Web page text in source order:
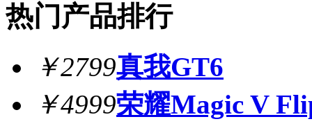
热门产品排行
￥2799真我GT6
￥4999荣耀Magic V